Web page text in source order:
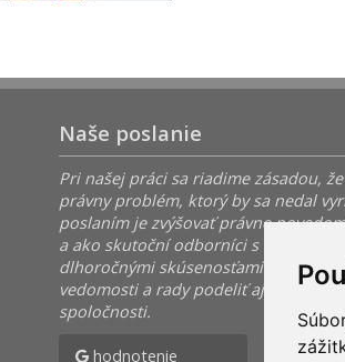
Naše poslanie
Pri našej práci sa riadime zásadou,
právny problém, ktorý by sa nedal
poslaním je zvýšovať právne
a ako skutoční odborníci s najvyšším
dlhoročnými skúsenosťami sa
vedomosti a rady podeliť aj s
spoločnosti.
hodnotenie